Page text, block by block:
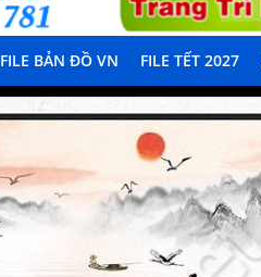
FILE BẢN ĐỒ VN FILE TẾT 2027